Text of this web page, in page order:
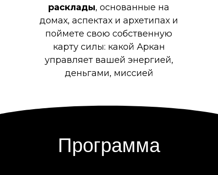
расклады, основанные на
домах, аспектах и архетипах и
поймете свою собственную
карту силы: какой Аркан
управляет вашей энергией,
деньгами, миссией
Программа